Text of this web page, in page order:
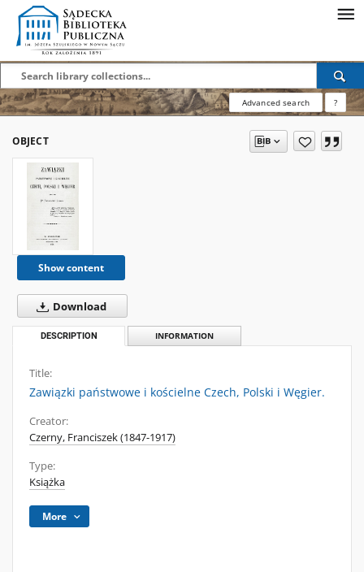
Advanced search ?
OBJECT
Show content
Download
DESCRIPTION INFORMATION
Title:
Zawiązki państwowe i kościelne Czech, Polski i Węgier.
Creator:
Czerny, Franciszek (1847-1917)
Type:
Książka
More